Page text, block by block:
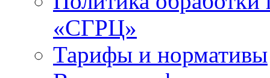
«СГРЦ»
Тарифы и нормативы